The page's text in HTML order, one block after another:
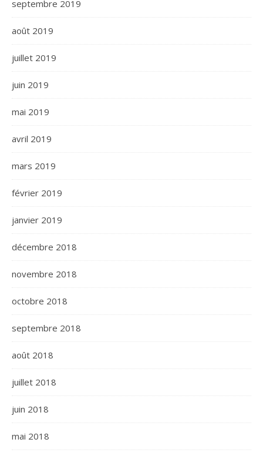
septembre 2019
août 2019
juillet 2019
juin 2019
mai 2019
avril 2019
mars 2019
février 2019
janvier 2019
décembre 2018
novembre 2018
octobre 2018
septembre 2018
août 2018
juillet 2018
juin 2018
mai 2018